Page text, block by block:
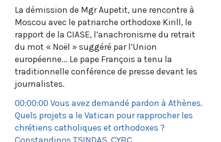
La démission de Mgr Aupetit, une rencontre à
Moscou avec le patriarche orthodoxe Kirill, le
rapport de la CIASE, l’anachronisme du retrait
du mot « Noël » suggéré par l’Union
européenne... Le pape François a tenu la
traditionnelle conférence de presse devant les
journalistes.
00:00:00 Vous avez demandé pardon à Athènes.
Quels projets a le Vatican pour rapprocher les
chrétiens catholiques et orthodoxes ?